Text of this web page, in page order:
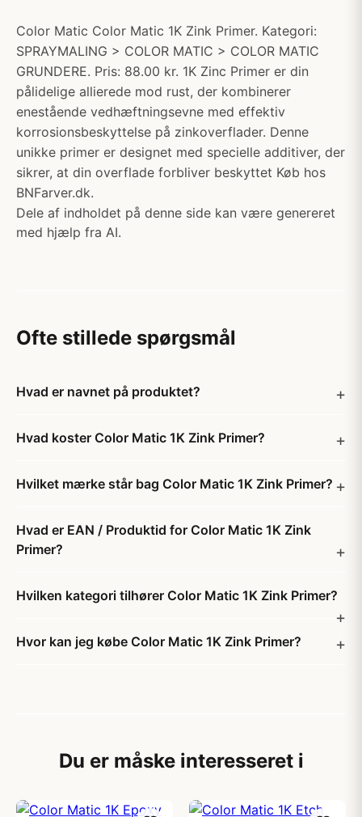
Color Matic Color Matic 1K Zink Primer. Kategori:
SPRAYMALING > COLOR MATIC > COLOR MATIC
GRUNDERE. Pris: 88.00 kr. 1K Zinc Primer er din
pålidelige allierede mod rust, der kombinerer
enestående vedhæftningsevne med effektiv
korrosionsbeskyttelse på zinkoverflader. Denne
unikke primer er designet med specielle additiver, der
sikrer, at din overflade forbliver beskyttet Køb hos
BNFarver.dk.
Dele af indholdet på denne side kan være genereret
med hjælp fra AI.
Ofte stillede spørgsmål
Hvad er navnet på produktet?
Hvad koster Color Matic 1K Zink Primer?
Hvilket mærke står bag Color Matic 1K Zink Primer?
Hvad er EAN / Produktid for Color Matic 1K Zink
Primer?
Hvilken kategori tilhører Color Matic 1K Zink Primer?
Hvor kan jeg købe Color Matic 1K Zink Primer?
Du er måske interesseret i